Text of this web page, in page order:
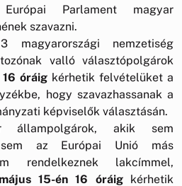
Parlament magyar
szavazni.
nemzetiség
valló választópolgárok
16 óráig kérhetik felvételüket a
hogy szavazhassanak a
képviselők választásán.
állampolgárok, akik sem
sem az Európai Unió más
rendelkeznek lakcímmel,
15-én 16 óráigkérhetik